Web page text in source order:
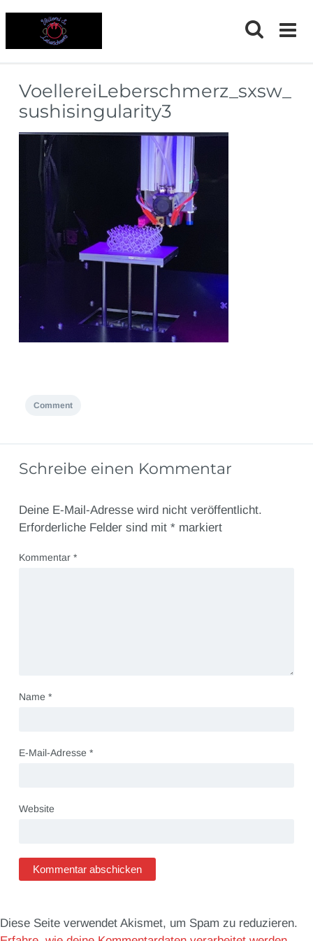
VoellereiLeberschmerz_sxsw_
sushisingularity3
Comment
Schreibe einen Kommentar
Deine E-Mail-Adresse wird nicht veröffentlicht.
Erforderliche Felder sind mit *markiert
Kommentar *
Name *
E-Mail-Adresse *
Website
Diese Seite verwendet Akismet, um Spam zu reduzieren.